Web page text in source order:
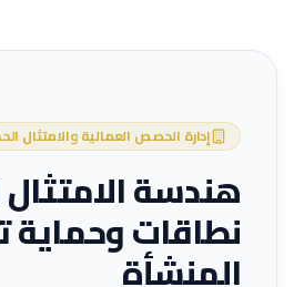
إدارة الحصص العمالية والامتثال
هندسة
نطاقات
المنشأة